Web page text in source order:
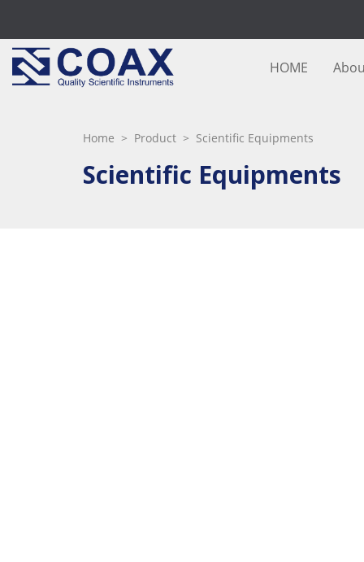
HOME
Home > Product > Scientific Equipments
Scientific Equipments